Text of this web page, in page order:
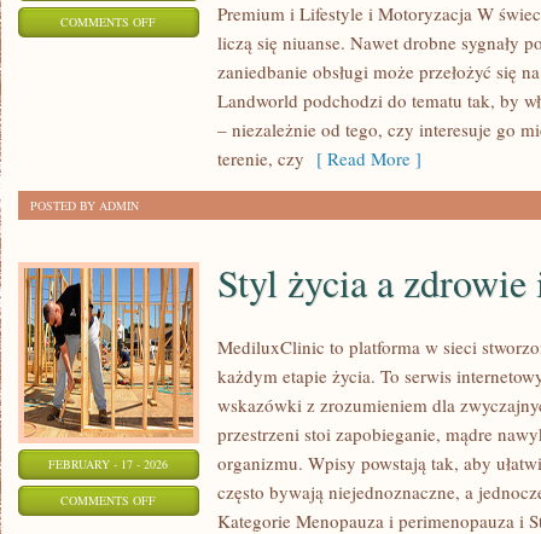
COMMENTS OFFON
SAMOCHODU
Premium i Lifestyle i Motoryzacja W
liczą się niuanse. Nawet drobne sygnały
zaniedbanie obsługi może przełożyć się
Landworld podchodzi do tematu tak, by
– niezależnie od tego, czy interesuje go
terenie, czy [ Read More ]
POSTED BY ADMIN
FEBRUARY - 17 - 2026
COMMENTS OFFON
Styl życia a
MediluxClinic to platforma w sieci
każdym etapie życia. To serwis
wskazówki z zrozumieniem dla
przestrzeni stoi zapobieganie, mądre
organizmu. Wpisy powstają tak, aby
często bywają niejednoznaczne, a
Kategorie Menopauza i perimenopauza i